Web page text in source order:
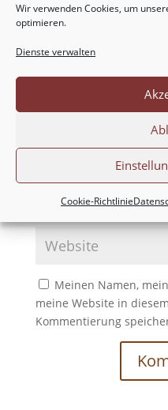
Wir verwenden Cookies, um
optimieren.
Dienste verwalten
Cookie-Richtlinie
Meinen Namen,
meine Website in
Kommentierung